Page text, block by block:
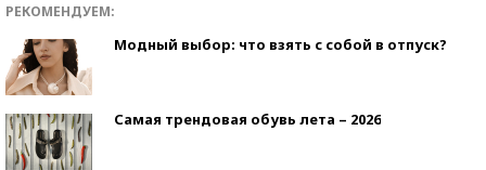
РЕКОМЕНДУЕМ:
Модный выбор: что взять с собой в отпуск?
Самая трендовая обувь лета – 2026